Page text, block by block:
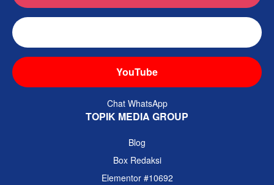
YouTube
Chat WhatsApp
TOPIK MEDIA GROUP
Blog
Box Redaksi
Elementor #10692